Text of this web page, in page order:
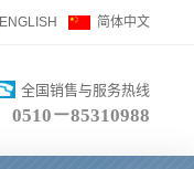
ENGLISH 简体中文
全国销售与服务热线
0510－85310988